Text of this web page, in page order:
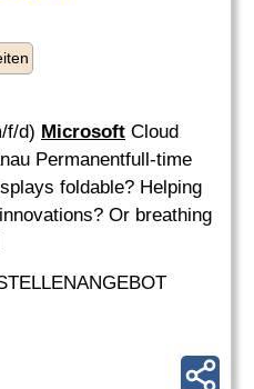
f/d) Microsoft Cloud
Permanentfull-time
foldable? Helping
Or breathing